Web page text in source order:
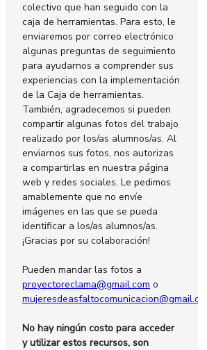
colectivo que han seguido con la
caja de herramientas. Para esto, le
enviaremos por correo electrónico
algunas preguntas de seguimiento
para ayudarnos a comprender sus
experiencias con la implementación
de la Caja de herramientas.
También, agradecemos si pueden
compartir algunas fotos del trabajo
realizado por los/as alumnos/as. Al
enviarnos sus fotos, nos autorizas
a compartirlas en nuestra página
web y redes sociales. Le pedimos
amablemente que no envíe
imágenes en las que se pueda
identificar a los/as alumnos/as.
¡Gracias por su colaboración!
Pueden mandar las fotos a
proyectoreclama@gmail.com o
mujeresdeasfaltocomunicacion@gmail.com
No hay ningún costo para acceder
y utilizar estos recursos, son